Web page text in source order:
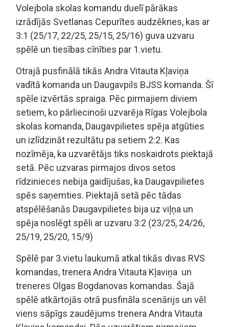
Volejbola skolas komandu duelī pārākas
izrādījās Svetlanas Cepurītes audzēknes, kas ar
3:1 (25/17, 22/25, 25/15, 25/16) guva uzvaru
spēlē un tiesības cīnīties par 1.vietu.
Otrajā pusfinālā tikās Andra Vitauta Kļaviņa
vadītā komanda un Daugavpils BJSS komanda. Šī
spēle izvērtās spraiga. Pēc pirmajiem diviem
setiem, ko pārliecinoši uzvarēja Rīgas Volejbola
skolas komanda, Daugavpilietes spēja atgūties
un izlīdzināt rezultātu pa setiem 2:2. Kas
nozīmēja, ka uzvarētājs tiks noskaidrots piektajā
setā. Pēc uzvaras pirmajos divos setos
rīdzinieces nebija gaidījušas, ka Daugavpilietes
spēs saņemties. Piektajā setā pēc tādas
atspēlēšanās Daugavpilietes bija uz viļņa un
spēja noslēgt spēli ar uzvaru 3:2 (23/25, 24/26,
25/19, 25/20, 15/9)
Spēlē par 3.vietu laukumā atkal tikās divas RVS
komandas, trenera Andra Vitauta Kļaviņa un
treneres Olgas Bogdanovas komandas. Šajā
spēlē atkārtojās otrā pusfināla scenārijs un vēl
viens sāpīgs zaudējums trenera Andra Vitauta